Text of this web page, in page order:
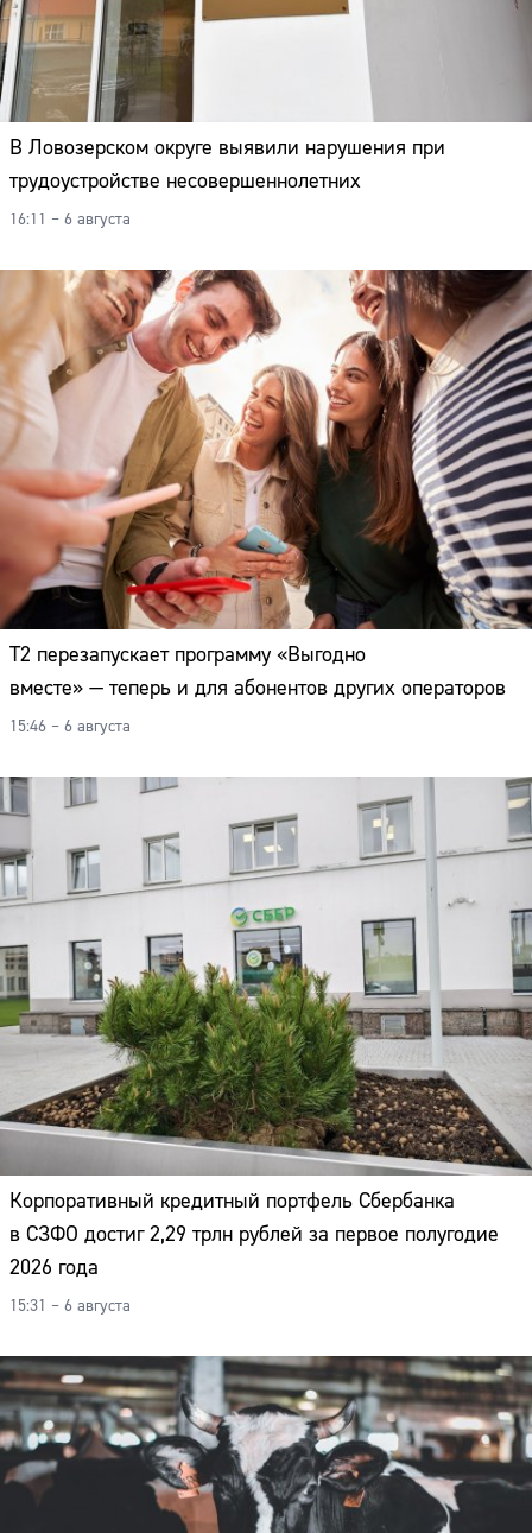
В Ловозерском округе выявили нарушения при
трудоустройстве несовершеннолетних
16:11 – 6 августа
Т2 перезапускает программу «Выгодно
вместе» — теперь и для абонентов других операторов
15:46 – 6 августа
Корпоративный кредитный портфель Сбербанка
в СЗФО достиг 2,29 трлн рублей за первое полугодие
2026 года
15:31 – 6 августа